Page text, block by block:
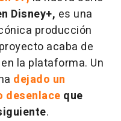
Disney+, es una
producción
acaba de
la plataforma. Un
dejado un
desenlace que
.